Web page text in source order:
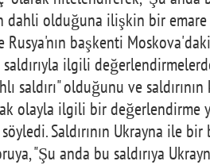
dahli olduğuna ilişkin bir
Rusya'nın başkenti
ilgili
saldırı" olduğunu ve
olayla ilgili bir değerlendirme
Saldırının Ukrayna ile bir
"Şu anda bu saldırıya